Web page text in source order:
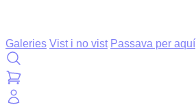
Galeries Vist i no vist Passava per aquí